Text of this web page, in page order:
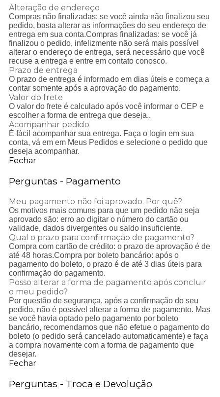
Alteração de endereço
Compras não finalizadas: se você ainda não finalizou seu
pedido, basta alterar as informações do seu endereço de
entrega em sua conta.Compras finalizadas: se você j
finalizou o pedido, infelizmente não será mais possível
alterar o endereço de entrega, será necessário que você
recuse a entrega e entre em contato conosco.
Prazo de entrega
O prazo de entrega é informado em dias úteis e começa a
contar somente após a aprovação do pagamento.
Valor do frete
O valor do frete é calculado após você informar o CEP e
escolher a forma de entrega que deseja..
Acompanhar pedido
É fácil acompanhar sua entrega. Faça o login em sua
conta, vá em em Meus Pedidos e selecione o pedido que
deseja acompanhar.
Fechar
Perguntas - Pagamento
Meu pagamento não foi aprovado. Por quê?
Os motivos mais comuns para que um pedido não seja
aprovado são: erro ao digitar o número do cartão ou
validade, dados divergentes ou saldo insuficiente.
Qual o prazo para confirmação de pagamento?
Compra com cartão de crédito: o prazo de aprovação é de
até 48 horas.Compra por boleto bancário: após o
pagamento do boleto, o prazo é de até 3 dias úteis para
confirmação do pagamento.
Posso alterar a forma de pagamento após concluir
o meu pedido?
Por questão de segurança, após a confirmação do seu
pedido, não é possível alterar a forma de pagamento. Mas
se você havia optado pelo pagamento por boleto
bancário, recomendamos que não efetue o pagamento do
boleto (o pedido será cancelado automaticamente) e faça
a compra novamente com a forma de pagamento que
desejar.
Fechar
Perguntas - Troca e Devolução